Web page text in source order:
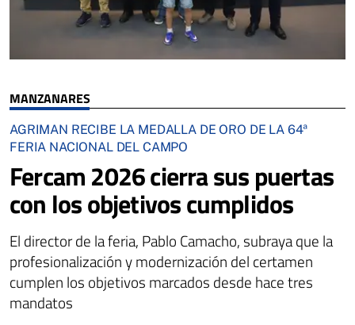
MANZANARES
AGRIMAN RECIBE LA MEDALLA DE ORO DE LA 64ª
FERIA NACIONAL DEL CAMPO
Fercam 2026 cierra sus puertas
con los objetivos cumplidos
El director de la feria, Pablo Camacho, subraya que la
profesionalización y modernización del certamen
cumplen los objetivos marcados desde hace tres
mandatos